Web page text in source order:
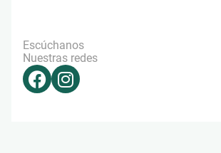
Escúchanos
Nuestras redes